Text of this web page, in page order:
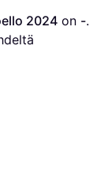
2024 on -.